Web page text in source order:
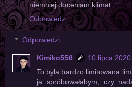
niemniej doceniam klimat.
Odpowiedz
Odpowiedzi
Kimiko556
10 lipca
To była bardzo limitowana
ja spróbowałabym, czy